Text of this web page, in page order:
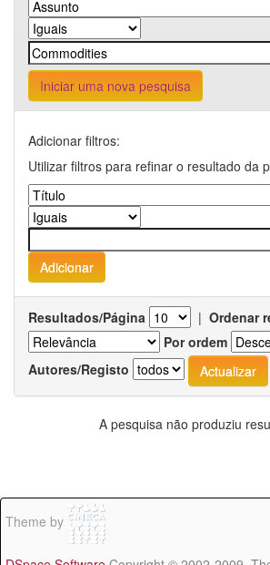
Iniciar uma nova pesquisa
Adicionar filtros:
Utilizar filtros para refinar o resultado da
Resultados/Página | Ordenar
Por ordem
Autores/Registo
A pesquisa não produziu
Theme by